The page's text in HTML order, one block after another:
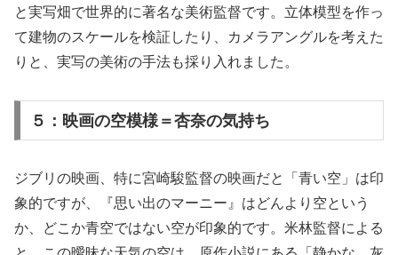
と実写畑で世界的に著名な美術監督です。立体模型を作っ
て建物のスケールを検証したり、カメラアングルを考えた
りと、実写の美術の手法も採り入れました。
５：映画の空模様＝杏奈の気持ち
ジブリの映画、特に宮崎駿監督の映画だと「青い空」は印
象的ですが、『思い出のマーニー』はどんより空という
か、どこか青空ではない空が印象的です。米林監督による